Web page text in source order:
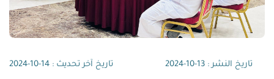
تاريخ النشر : 13-10-2024 تاريخ آخر تحديث : 14-10-2024